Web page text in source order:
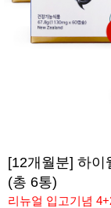
[12개월분] 하
(총 6통)
리뉴얼 입고기념